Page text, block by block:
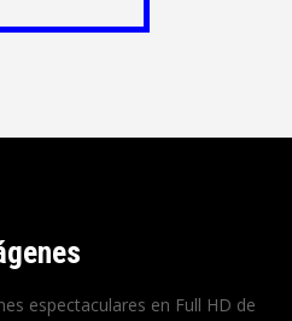
espectaculares en Full HD de